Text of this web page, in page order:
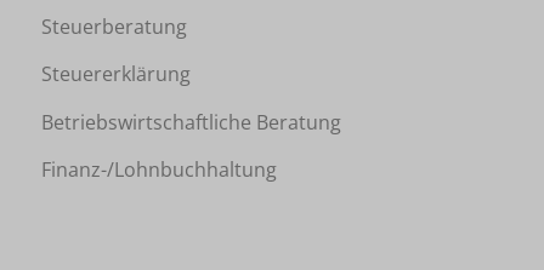
Steuerberatung
Steuererklärung
Betriebswirtschaftliche Beratung
Finanz-/Lohnbuchhaltung